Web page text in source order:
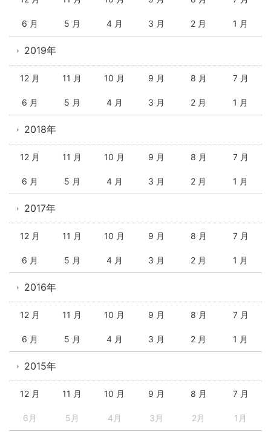
6 月 5 月 4 月 3 月 2 月 1 月
2019年
12 月 11 月 10 月 9 月 8 月 7 月
6 月 5 月 4 月 3 月 2 月 1 月
2018年
12 月 11 月 10 月 9 月 8 月 7 月
6 月 5 月 4 月 3 月 2 月 1 月
2017年
12 月 11 月 10 月 9 月 8 月 7 月
6 月 5 月 4 月 3 月 2 月 1 月
2016年
12 月 11 月 10 月 9 月 8 月 7 月
6 月 5 月 4 月 3 月 2 月 1 月
2015年
12 月 11 月 10 月 9 月 8 月 7 月
6月 5月 4月 3月 2月 1月